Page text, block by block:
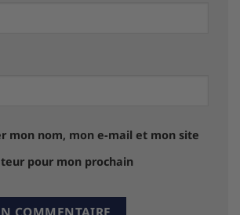
mon nom, mon e-mail et mon site
pour mon prochain